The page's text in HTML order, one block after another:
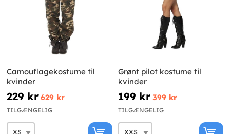
Camouflagekostume til
kvinder
229 kr 629 kr
TILGÆNGELIG
Grønt pilot kostume til
kvinder
199 kr 399 kr
TILGÆNGELIG